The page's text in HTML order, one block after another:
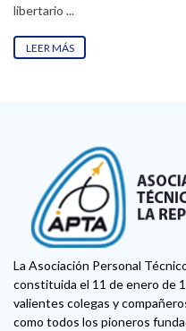
libertario ...
LEER MÁS
La Asociación Personal
constituida el 11 de enero de
valientes colegas y
como todos los pioneros